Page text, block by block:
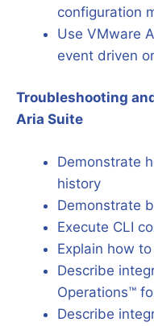
configuration
Use VMware
event driven
Troubleshooting
Aria Suite
Demonstrate
history
Demonstrate
Execute CLI
Explain how
Describe
Operations™
Describe